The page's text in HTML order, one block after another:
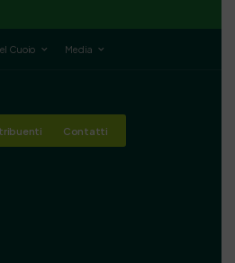
Cuoio Media
Contatti